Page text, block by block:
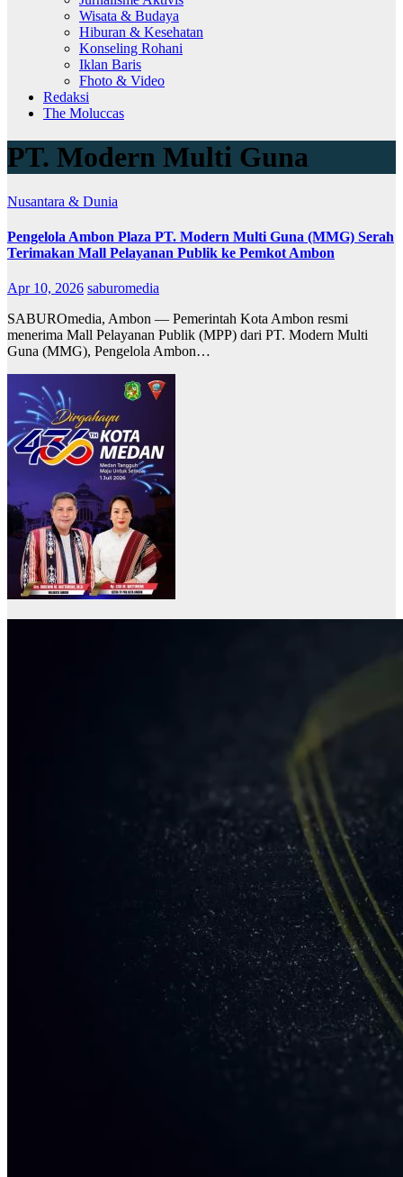
Wisata & Budaya
Hiburan & Kesehatan
Konseling Rohani
Iklan Baris
Fhoto & Video
Redaksi
The Moluccas
PT. Modern Multi Guna
Nusantara & Dunia
Pengelola Ambon Plaza PT. Modern Multi Guna (MMG) Serah
Terimakan Mall Pelayanan Publik ke Pemkot Ambon
Apr 10, 2026 saburomedia
SABUROmedia, Ambon — Pemerintah Kota Ambon resmi
menerima Mall Pelayanan Publik (MPP) dari PT. Modern Multi
Guna (MMG), Pengelola Ambon…